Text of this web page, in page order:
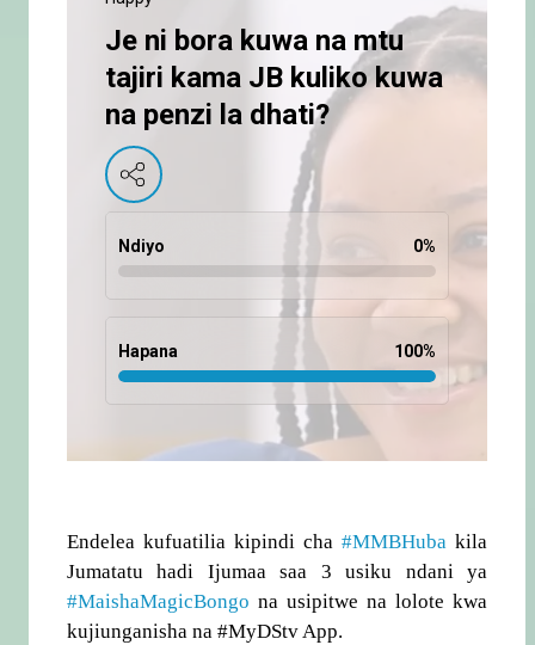
Je ni bora kuwa na mtu
tajiri kama JB kuliko kuwa
na penzi la dhati?
Ndiyo 0%
Hapana 100%
Endelea kufuatilia kipindi cha #MMBHuba kila
Jumatatu hadi Ijumaa saa 3 usiku ndani ya
#MaishaMagicBongo na usipitwe na lolote kwa
kujiunganisha na #MyDStv App.